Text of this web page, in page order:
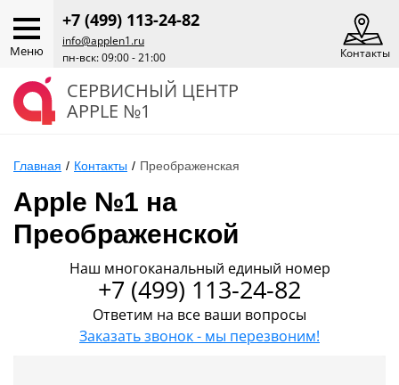
Меню
+7 (499) 113-24-82
info@applen1.ru
пн-вск: 09:00 - 21:00
Контакты
СЕРВИСНЫЙ ЦЕНТР
APPLE №1
Главная / Контакты / Преображенская
Apple №1 на
Преображенской
Наш многоканальный единый номер
+7 (499) 113-24-82
Ответим на все ваши вопросы
Заказать звонок - мы перезвоним!